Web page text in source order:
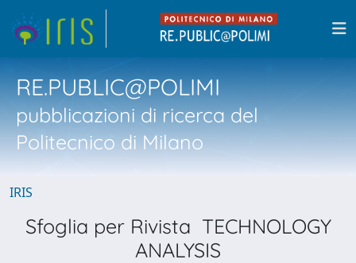
RE.PUBLIC@POLIMI
pubblicazioni di ricerca del
Politecnico di Milano
IRIS
Sfoglia per Rivista TECHNOLOGY
ANALYSIS